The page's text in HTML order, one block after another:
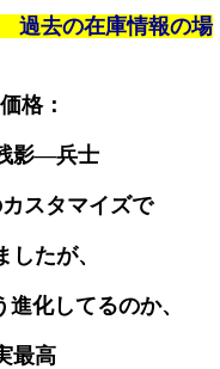
過去の在庫情報の場
格：
影—兵士
スタマイズで
したが、
進化してるのか、
最高